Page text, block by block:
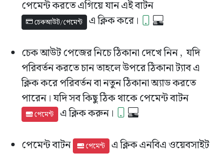
পেমেন্ট করতে এগিয়ে যান এই বাটন
চেকআউট/পেমেন্ট এ ক্লিক করে।
চেক আউট পেজের নিচে ঠিকানা দেখে নিন , যদি
পরিবর্তন করতে চান তাহলে উপরে ঠিকানা ট্যাব এ
ক্লিক করে পরিবর্তন বা নতুন ঠিকানা অ্যাড করতে
পারেন। যদি সব কিছু ঠিক থাকে পেমেন্ট বাটন
পেমেন্ট এ ক্লিক করুন।
পেমেন্ট বাটন পেমেন্ট
এ ক্লিক এনবিএ ওয়েবসাইট